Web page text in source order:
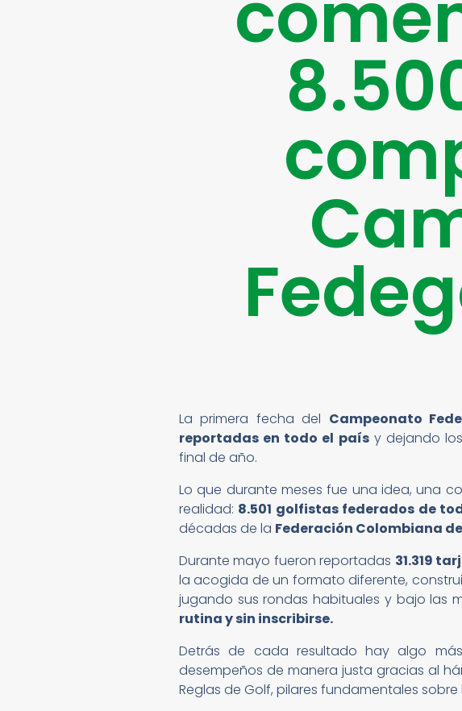
La primera fecha del Campeonato
reportadas en todo el paísy dejando
final de año.
Lo que durante meses fue una idea, una
realidad: 8.501 golfistas federados de
décadas de la Federación Colombiana
Durante mayo fueron reportadas 31.319
la acogida de un formato diferente,
jugando sus rondas habituales y bajo las
rutina y sin inscribirse.
Detrás de cada resultado hay algo
desempeños de manera justa gracias al
Reglas de Golf, pilares fundamentales